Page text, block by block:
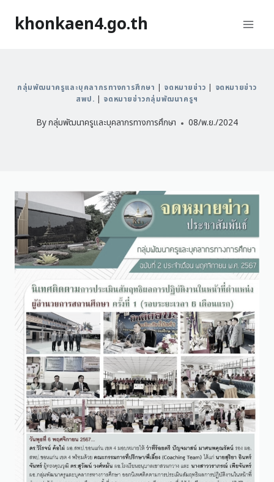
khonkaen4.go.th
กลุ่มพัฒนาครูและบุคลากรทางการศึกษา | จดหมายข่าว | จดหมายข่าว
สพป. | จดหมายข่าวกลุ่มพัฒนาครูฯ
Byกลุ่มพัฒนาครูและบุคลากรทางการศึกษา 08/พ.ย./2024